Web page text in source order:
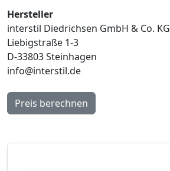
Hersteller
interstil Diedrichsen GmbH & Co. KG
Liebigstraße 1-3
D-33803 Steinhagen
info@interstil.de
Preis berechnen